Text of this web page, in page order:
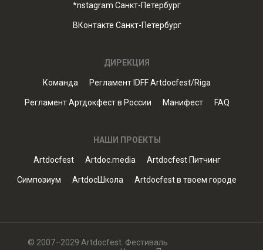
*nstagram Санкт-Петербург
ВКонтакте Санкт-Петербург
ДИРЕКЦИЯ
Команда Регламент IDFF Artdocfest/Riga
Регламент Артдокфест в России Манифест FAQ
НАШИ ПРОЕКТЫ
Artdocfest Artdoc.media Artdocfest Питчинг
Симпозиум ArtdocШкола Artdocfest в твоем городе
© 2007–2029 Artdocfest. Фестиваль